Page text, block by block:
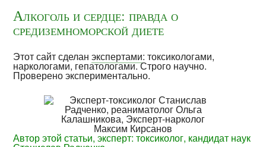
Алкоголь и сердце: правда о
средиземноморской диете
Этот сайт сделанэкспертами: токсикологами,
наркологами, гепатологами. Строго научно.
Проверено экспериментально.
Автор этой статьи, эксперт: токсиколог, кандидат наук